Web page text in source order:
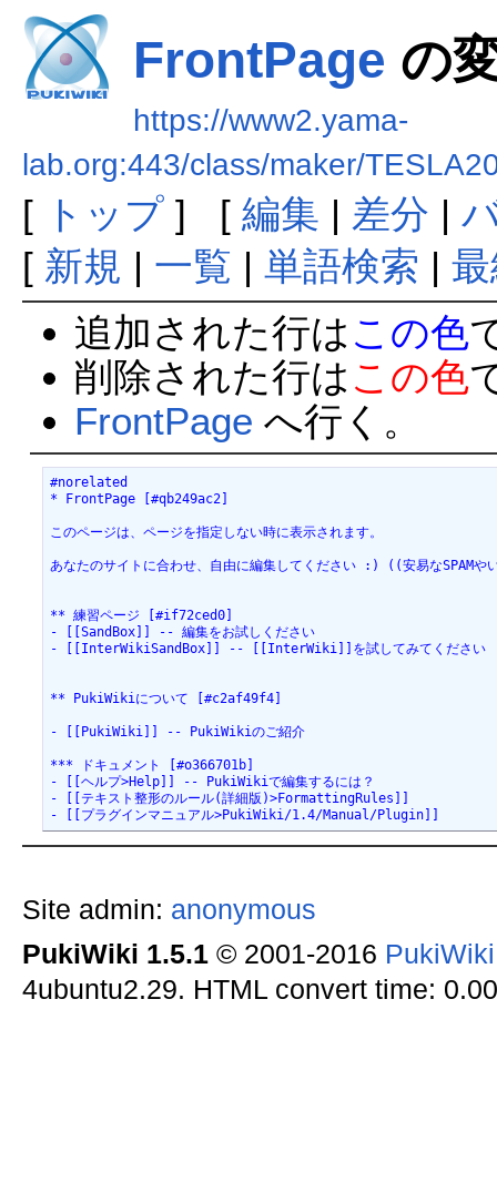
FrontPage の
https://www2.yama-
lab.org:443/class/maker/
[ トップ] [ 編集 | 差分 |
[ 新規 | 一覧 | 単語検索 |
追加された行は この色
削除された行は この色
FrontPage へ行く。
#norelated
* FrontPage [#qb249ac2]
このページは、ページを指定しない時に表示されます。
あなたのサイトに合わせ、自由に編集してください :) ((安易なSPAMや
** 練習ページ [#if72ced0]
- [[SandBox]] -- 編集をお試しください
- [[InterWikiSandBox]] -- [[InterWiki]]を試してみてください
** PukiWikiについて [#c2af49f4]
- [[PukiWiki]] -- PukiWikiのご紹介
*** ドキュメント [#o366701b]
- [[ヘルプ>Help]] -- PukiWikiで編集するには？
- [[テキスト整形のルール(詳細版)>FormattingRules]]
- [[プラグインマニュアル>PukiWiki/1.4/Manual/Plugin]]
Site admin: anonymous
PukiWiki 1.5.1© 2001-2016
4ubuntu2.29. HTML convert time: